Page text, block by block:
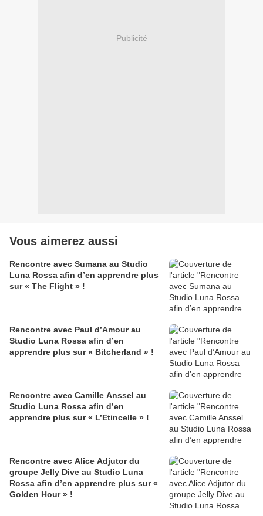
Publicité
Vous aimerez aussi
Rencontre avec Sumana au Studio
Luna Rossa afin d’en apprendre plus
sur « The Flight » !
Rencontre avec Paul d’Amour au
Studio Luna Rossa afin d’en
apprendre plus sur « Bitcherland » !
Rencontre avec Camille Anssel au
Studio Luna Rossa afin d’en
apprendre plus sur « L’Etincelle » !
Rencontre avec Alice Adjutor du
groupe Jelly Dive au Studio Luna
Rossa afin d’en apprendre plus sur «
Golden Hour » !